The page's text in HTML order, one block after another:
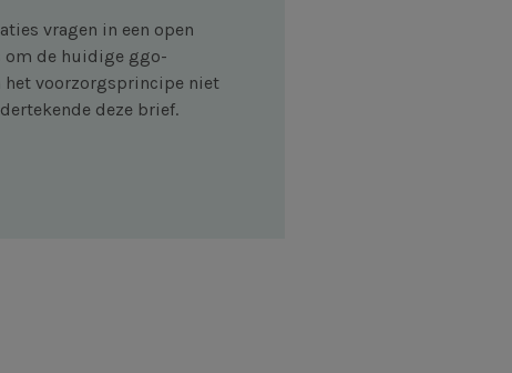
vragen in een open
om de huidige ggo-
het voorzorgsprincipe niet
deze brief.